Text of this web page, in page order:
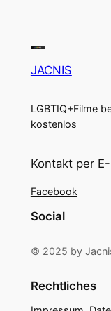
JACNIS
LGBTIQ+Filme
kostenlos
Kontakt per
Facebook
Social
© 2025 by
Rechtliches